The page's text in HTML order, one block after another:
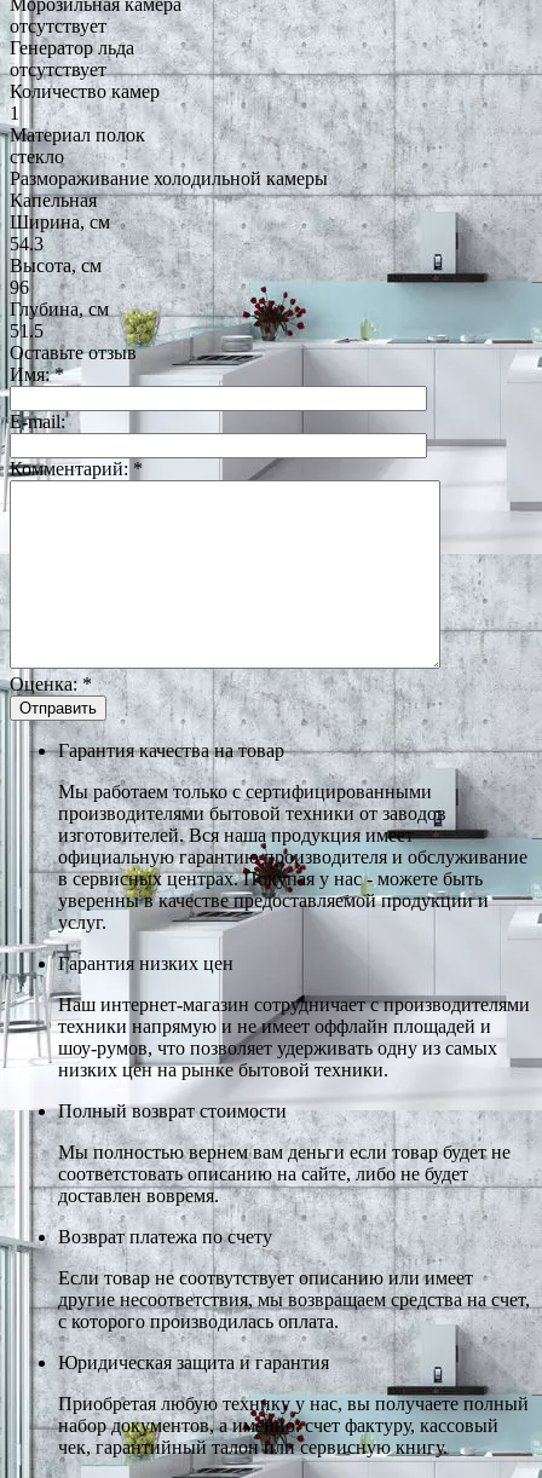
отсутствует
Генератор льда
отсутствует
Количество камер
1
Материал полок
стекло
Размораживание холодильной камеры
Капельная
Ширина, см
54.3
Высота, см
96
Глубина, см
51.5
Оставьте отзыв
Имя:*
E-mail:
Комментарий: *
Оценка: *
Гарантия качества на товар
Мы работаем только с сертифицированными
производителями бытовой техники от заводов
изготовителей. Вся наша продукция имеет
официальную гарантию производителя и обслуживание
в сервисных центрах. Покупая у нас - можете быть
уверенны в качестве предоставляемой продукции и
услуг.
Гарантия низких цен
Наш интернет-магазин сотрудничает с производителями
техники напрямую и не имеет оффлайн площадей и
шоу-румов, что позволяет удерживать одну из самых
низких цен на рынке бытовой техники.
Полный возврат стоимости
Мы полностью вернем вам деньги если товар будет не
соответстовать описанию на сайте, либо не будет
доставлен вовремя.
Возврат платежа по счету
Если товар не соотвутствует описанию или имеет
другие несоответствия, мы возвращаем средства на счет,
с которого производилась оплата.
Юридическая защита и гарантия
Приобретая любую технику у нас, вы получаете полный
набор документов, а именно: счет фактуру, кассовый
чек, гарантийный талон или сервисную книгу.